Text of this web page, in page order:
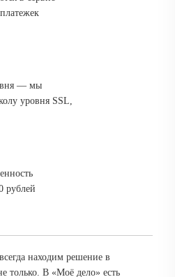
— мы
уровня SSL,
рублей
находим решение в
только. В «Моё дело» есть